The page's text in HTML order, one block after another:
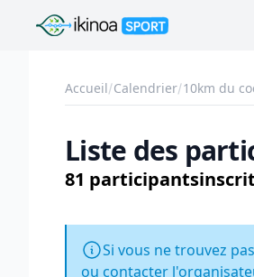
Ikinoa Sport
Accueil Calendrier 10km du
Liste des
81 participants
Si vous ne trouvez
ou contacter